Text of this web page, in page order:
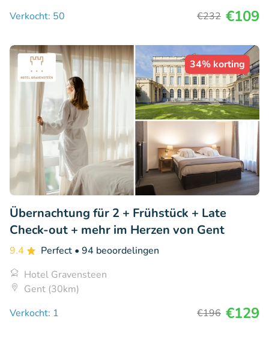
Verkocht: 50
€232 €109
34% korting
Übernachtung für 2 + Frühstück + Late
Check-out + mehr im Herzen von Gent
9.4 Perfect • 94 beoordelingen
Hotel Gravensteen
Gent (30km)
Verkocht: 1
€196 €129